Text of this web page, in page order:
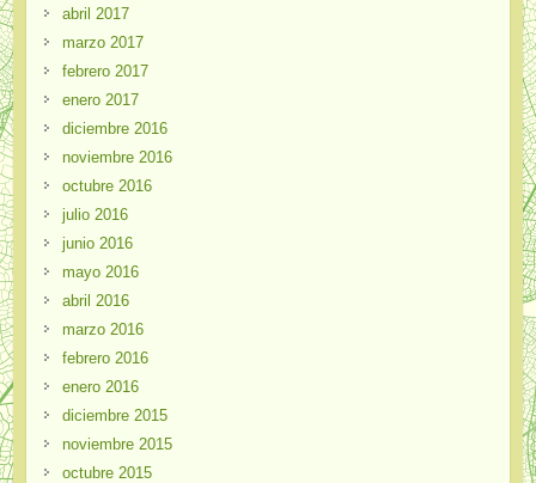
abril 2017
marzo 2017
febrero 2017
enero 2017
diciembre 2016
noviembre 2016
octubre 2016
julio 2016
junio 2016
mayo 2016
abril 2016
marzo 2016
febrero 2016
enero 2016
diciembre 2015
noviembre 2015
octubre 2015